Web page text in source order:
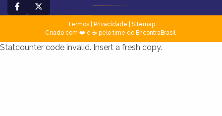
Termos| Privacidade
Sitemap
Criado com ❤️ e ☕ pelo time do EncontraBrasil
Statcounter code invalid. Insert a fresh copy.